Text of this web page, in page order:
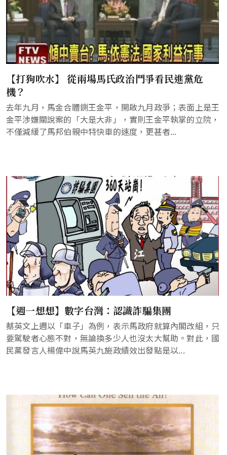
【打狗吹水】 從兩場馬氏政治鬥爭看民進黨危
機？
去年九月，馬金合體鍘王金平，開啟九月政爭；表面上是王
金平涉嫌關說案的「大是大非」，實則王金平執掌的立院，
不僅減緩了馬邦伯親中特快車的速度，更甚者...
【週一想想】數字台灣：認識詐騙集團
蔡英文上週以「車子」為例，表示馬政府就算內閣改組，只
要駕駛者心態不對，無論換多少人也沒太大幫助。對此，國
民黨發言人楊偉中說馬英九施政績效出發點是以...